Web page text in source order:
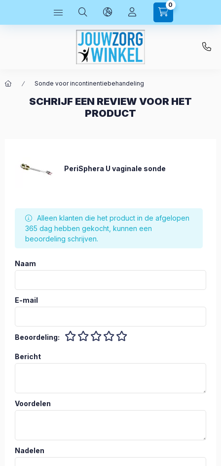
0
Sonde voor incontinentiebehandeling
SCHRIJF EEN REVIEW VOOR HET
PRODUCT
PeriSphera U vaginale sonde
Alleen klanten die het product in de afgelopen
365 dag hebben gekocht, kunnen een
beoordeling schrijven.
Naam
E-mail
Beoordeling:
Bericht
Voordelen
Nadelen